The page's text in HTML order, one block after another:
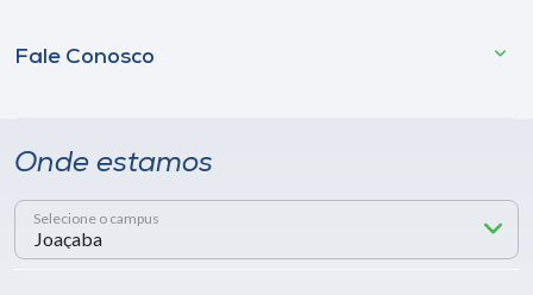
Fale Conosco
Onde estamos
Selecione o campus